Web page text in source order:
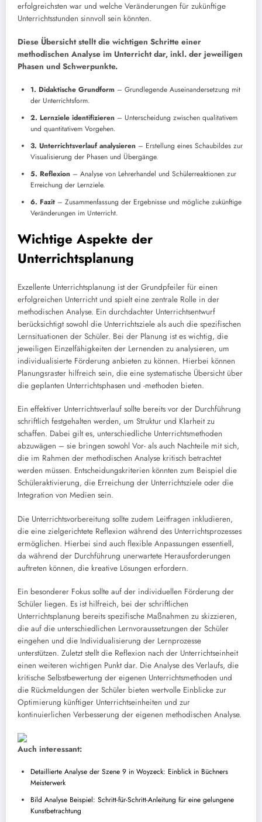
erfolgreichsten war und welche Veränderungen für zukünftige
Unterrichtsstunden sinnvoll sein könnten.
Diese Übersicht stellt die wichtigen Schritte einer
methodischen Analyse im Unterricht dar, inkl. der jeweiligen
Phasen und Schwerpunkte.
1. Didaktische Grundform – Grundlegende Auseinandersetzung mit
der Unterrichtsform.
2. Lernziele identifizieren – Unterscheidung zwischen qualitativem
und quantitativem Vorgehen.
3. Unterrichtsverlauf analysieren – Erstellung eines Schaubildes zur
Visualisierung der Phasen und Übergänge.
5. Reflexion – Analyse von Lehrerhandel und Schülerreaktionen zur
Erreichung der Lernziele.
6. Fazit – Zusammenfassung der Ergebnisse und mögliche zukünftige
Veränderungen im Unterricht.
Wichtige Aspekte der
Unterrichtsplanung
Exzellente Unterrichtsplanung ist der Grundpfeiler für einen
erfolgreichen Unterricht und spielt eine zentrale Rolle in der
methodischen Analyse. Ein durchdachter Unterrichtsentwurf
berücksichtigt sowohl die Unterrichtsziele als auch die spezifischen
Lernsituationen der Schüler. Bei der Planung ist es wichtig, die
jeweiligen Einzelfähigkeiten der Lernenden zu analysieren, um
individualisierte Förderung anbieten zu können. Hierbei können
Planungsraster hilfreich sein, die eine systematische Übersicht über
die geplanten Unterrichtsphasen und -methoden bieten.
Ein effektiver Unterrichtsverlauf sollte bereits vor der Durchführung
schriftlich festgehalten werden, um Struktur und Klarheit zu
schaffen. Dabei gilt es, unterschiedliche Unterrichtsmethoden
abzuwägen – sie bringen sowohl Vor- als auch Nachteile mit sich,
die im Rahmen der methodischen Analyse kritisch betrachtet
werden müssen. Entscheidungskriterien könnten zum Beispiel die
Schüleraktivierung, die Erreichung der Unterrichtsziele oder die
Integration von Medien sein.
Die Unterrichtsvorbereitung sollte zudem Leitfragen inkludieren,
die eine zielgerichtete Reflexion während des Unterrichtsprozesses
ermöglichen. Hierbei sind auch flexible Anpassungen essentiell,
da während der Durchführung unerwartete Herausforderungen
auftreten können, die kreative Lösungen erfordern.
Ein besonderer Fokus sollte auf der individuellen Förderung der
Schüler liegen. Es ist hilfreich, bei der schriftlichen
Unterrichtsplanung bereits spezifische Maßnahmen zu skizzieren,
die auf die unterschiedlichen Lernvoraussetzungen der Schüler
eingehen und die Individualisierung der Lernprozesse
unterstützen. Zuletzt stellt die Reflexion nach der Unterrichtseinheit
einen weiteren wichtigen Punkt dar. Die Analyse des Verlaufs, die
kritische Selbstbewertung der eigenen Unterrichtsmethoden und
die Rückmeldungen der Schüler bieten wertvolle Einblicke zur
Optimierung künftiger Unterrichtseinheiten und zur
kontinuierlichen Verbesserung der eigenen methodischen Analyse.
Auch interessant:
Detaillierte Analyse der Szene 9 in Woyzeck: Einblick in Büchners
Meisterwerk
Bild Analyse Beispiel: Schritt-für-Schritt-Anleitung für eine gelungene
Kunstbetrachtung